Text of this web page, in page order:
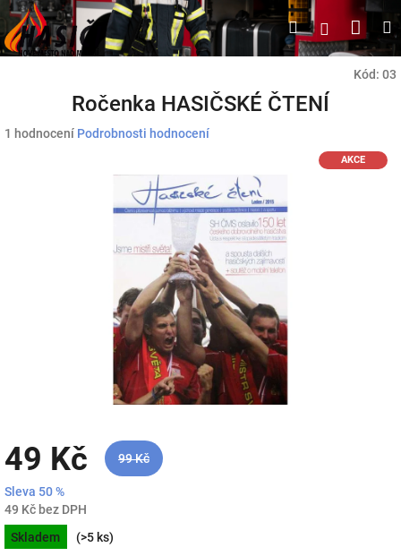
Přejít
na
obsah
HledatPřihlášení
Kód: 03
Ročenka HASIČSKÉ ČTENÍ
Průměrné
1 hodnocení Podrobnosti hodnocení
AKCE
49 Kč 99 Kč
Sleva 50 %
49 Kč bez DPH
Měrná
cena:
Skladem (>5 ks)